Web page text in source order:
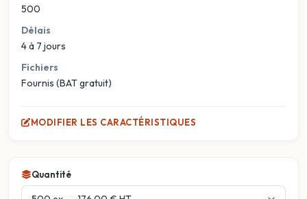
500
Délais
4 à 7 jours
Fichiers
Fournis (BAT gratuit)
MODIFIER LES CARACTÉRISTIQUES
Quantité